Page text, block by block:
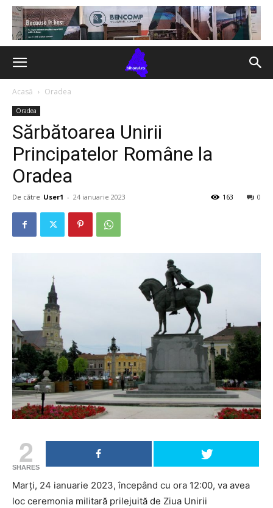
Acasă Oradea
Oradea
Sărbătoarea Unirii
Principatelor Române la
Oradea
De către User1 - 24 ianuarie 2023 0
163
2
SHARES
Marți, 24 ianuarie 2023, începând cu ora 12:00, va avea
loc ceremonia militară prilejuită de Ziua Unirii